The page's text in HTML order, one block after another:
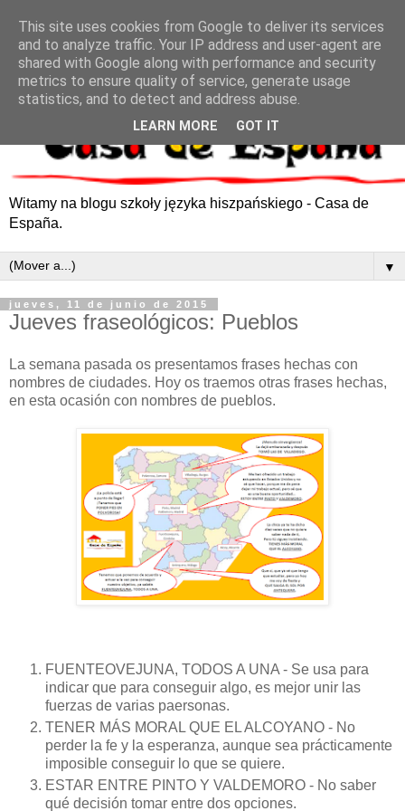
Witamy na blogu szkoły języka hiszpańskiego - Casa de
España.
▼
jueves, 11 de junio de 2015
Jueves fraseológicos: Pueblos
La semana pasada os presentamos frases hechas con
nombres de ciudades. Hoy os traemos otras frases hechas,
en esta ocasión con nombres de pueblos.
FUENTEOVEJUNA, TODOS A UNA - Se usa para
indicar que para conseguir algo, es mejor unir las
fuerzas de varias paersonas.
TENER MÁS MORAL QUE EL ALCOYANO - No
perder la fe y la esperanza, aunque sea prácticamente
imposible conseguir lo que se quiere.
ESTAR ENTRE PINTO Y VALDEMORO - No saber
qué decisión tomar entre dos opciones.
This site uses cookies from Google to deliver its services
and to analyze traffic. Your IP address and user-agent are
shared with Google along with performance and security
metrics to ensure quality of service, generate usage
statistics, and to detect and address abuse.
LEARN MORE GOT IT